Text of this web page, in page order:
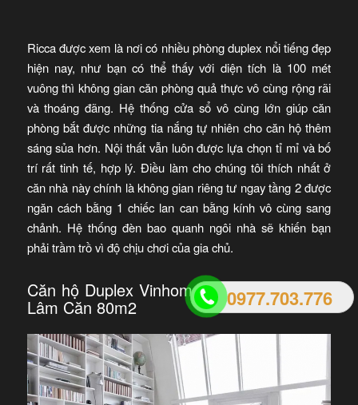
0977.703.776
Ricca được xem là nơi có nhiều phòng duplex nổi tiếng đẹp
hiện nay, như bạn có thể thấy với diện tích là 100 mét
vuông thì không gian căn phòng quả thực vô cùng rộng rãi
và thoáng đãng. Hệ thống cửa sổ vô cùng lớn giúp căn
phòng bắt được những tia nắng tự nhiên cho căn hộ thêm
sáng sủa hơn. Nội thất vẫn luôn được lựa chọn tỉ mỉ và bố
trí rất tinh tế, hợp lý. Điều làm cho chúng tôi thích nhất ở
căn nhà này chính là không gian riêng tư ngay tầng 2 được
ngăn cách bằng 1 chiếc lan can bằng kính vô cùng sang
chảnh. Hệ thống đèn bao quanh ngôi nhà sẽ khiến bạn
phải trầm trồ vì độ chịu chơi của gia chủ.
Căn hộ Duplex Vinhomes Ocean Park Gia
Lâm Căn 80m2